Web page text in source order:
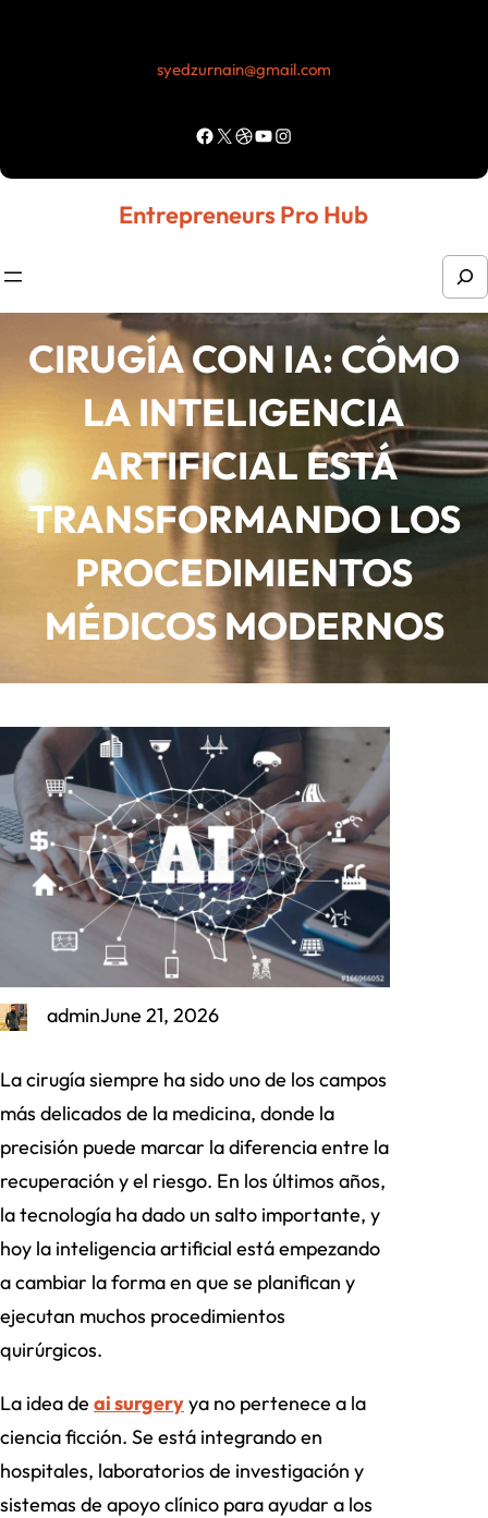
syedzurnain@gmail.com
Facebook X Dribbble YouTube Instagram
Entrepreneurs Pro Hub
e
r
h
CIRUGÍA CON IA: CÓMO
LA INTELIGENCIA
ARTIFICIAL ESTÁ
TRANSFORMANDO LOS
PROCEDIMIENTOS
MÉDICOS MODERNOS
adminJune 21, 2026
La cirugía siempre ha sido uno de los campos
más delicados de la medicina, donde la
precisión puede marcar la diferencia entre la
recuperación y el riesgo. En los últimos años,
la tecnología ha dado un salto importante, y
hoy la inteligencia artificial está empezando
a cambiar la forma en que se planifican y
ejecutan muchos procedimientos
quirúrgicos.
La idea de ai surgeryya no pertenece a la
ciencia ficción. Se está integrando en
hospitales, laboratorios de investigación y
sistemas de apoyo clínico para ayudar a los